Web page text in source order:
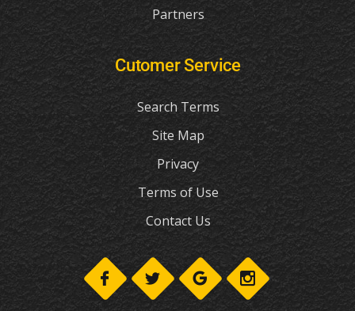
Partners
Cutomer Service
Search Terms
Site Map
Privacy
Terms of Use
Contact Us